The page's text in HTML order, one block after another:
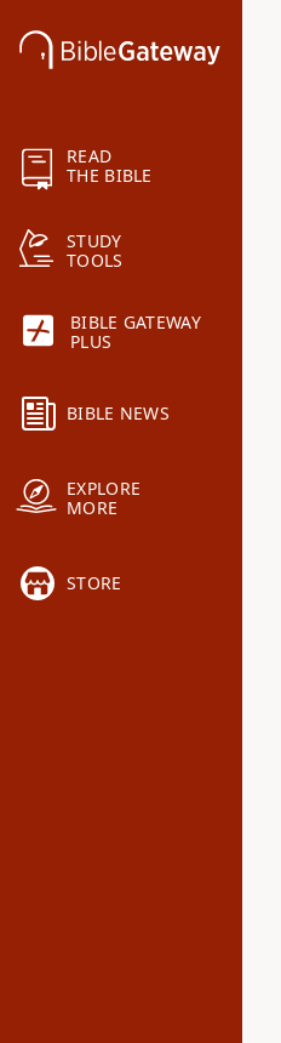
READ
THE BIBLE
STUDY
TOOLS
BIBLE GATEWAY
PLUS
BIBLE NEWS
EXPLORE
MORE
STORE